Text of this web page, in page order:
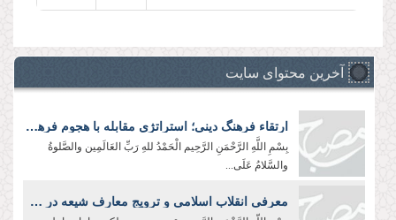
آخرین محتوای سایت
ارتقاء فرهنگ دینی؛ استراتژی مقابله با هجوم فرهنگی دشمن
بِسْمِ اللَّهِ الرَّحْمَنِ الرَّحِیم الْحَمْدُ للهِ رَبِّ العَالَمِین والصَّلوةُ
والسَّلامُ عَلَی...
معرفی انقلاب اسلامی و ترویج معارف شیعه در جهان؛ رسالت سفرا و رایزنان فرهنگی